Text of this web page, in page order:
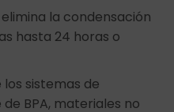
la condensación
hasta 24 horas o
sistemas de
BPA, materiales no